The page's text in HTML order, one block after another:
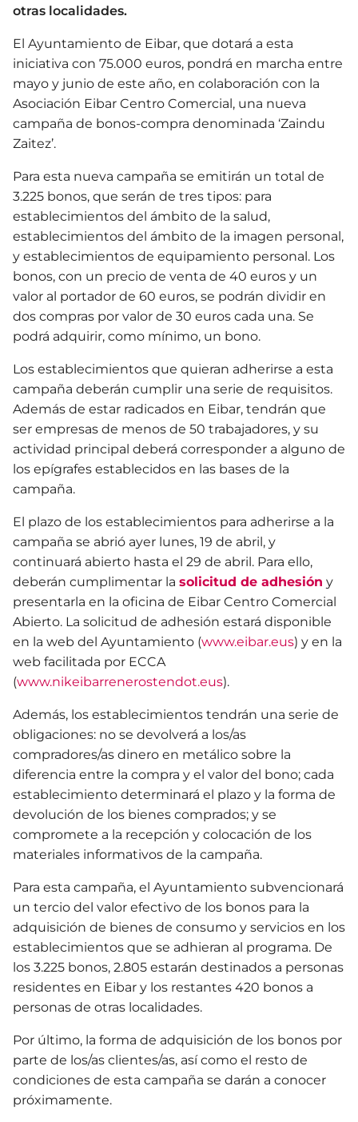
otras localidades.
El Ayuntamiento de Eibar, que dotará a esta
iniciativa con 75.000 euros, pondrá en marcha entre
mayo y junio de este año, en colaboración con la
Asociación Eibar Centro Comercial, una nueva
campaña de bonos-compra denominada ‘Zaindu
Zaitez’.
Para esta nueva campaña se emitirán un total de
3.225 bonos, que serán de tres tipos: para
establecimientos del ámbito de la salud,
establecimientos del ámbito de la imagen personal,
y establecimientos de equipamiento personal. Los
bonos, con un precio de venta de 40 euros y un
valor al portador de 60 euros, se podrán dividir en
dos compras por valor de 30 euros cada una. Se
podrá adquirir, como mínimo, un bono.
Los establecimientos que quieran adherirse a esta
campaña deberán cumplir una serie de requisitos.
Además de estar radicados en Eibar, tendrán que
ser empresas de menos de 50 trabajadores, y su
actividad principal deberá corresponder a alguno de
los epígrafes establecidos en las bases de la
campaña.
El plazo de los establecimientos para adherirse a la
campaña se abrió ayer lunes, 19 de abril, y
continuará abierto hasta el 29 de abril. Para ello,
deberán cumplimentar la solicitud de adhesión y
presentarla en la oficina de Eibar Centro Comercial
Abierto. La solicitud de adhesión estará disponible
en la web del Ayuntamiento (www.eibar.eus) y en la
web facilitada por ECCA
(www.nikeibarrenerostendot.eus).
Además, los establecimientos tendrán una serie de
obligaciones: no se devolverá a los/as
compradores/as dinero en metálico sobre la
diferencia entre la compra y el valor del bono; cada
establecimiento determinará el plazo y la forma de
devolución de los bienes comprados; y se
compromete a la recepción y colocación de los
materiales informativos de la campaña.
Para esta campaña, el Ayuntamiento subvencionará
un tercio del valor efectivo de los bonos para la
adquisición de bienes de consumo y servicios en los
establecimientos que se adhieran al programa. De
los 3.225 bonos, 2.805 estarán destinados a personas
residentes en Eibar y los restantes 420 bonos a
personas de otras localidades.
Por último, la forma de adquisición de los bonos por
parte de los/as clientes/as, así como el resto de
condiciones de esta campaña se darán a conocer
próximamente.